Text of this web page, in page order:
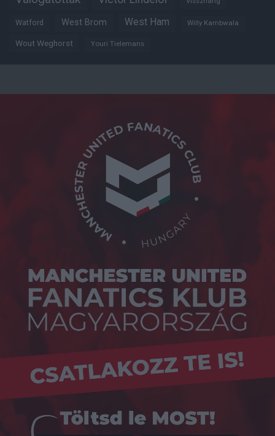
Watford West Brom West Ham Willy Kambwala
Wout Weghorst Youri Tielemans